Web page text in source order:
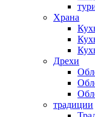
Храна
Дрехи
традиции